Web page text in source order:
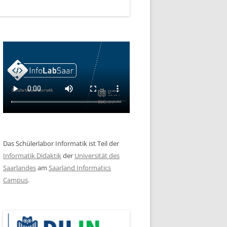
Das Schülerlabor Informatik ist Teil der
Informatik Didaktikder Universität des
Saarlandesam Saarland Informatics
Campus.